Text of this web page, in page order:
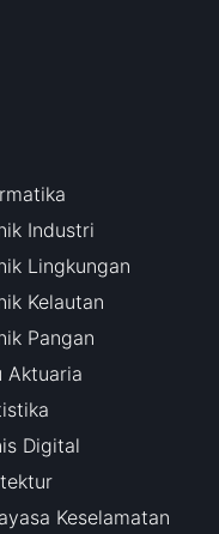
Industri
Lingkungan
Kelautan
Pangan
Aktuaria
Digital
Keselamatan